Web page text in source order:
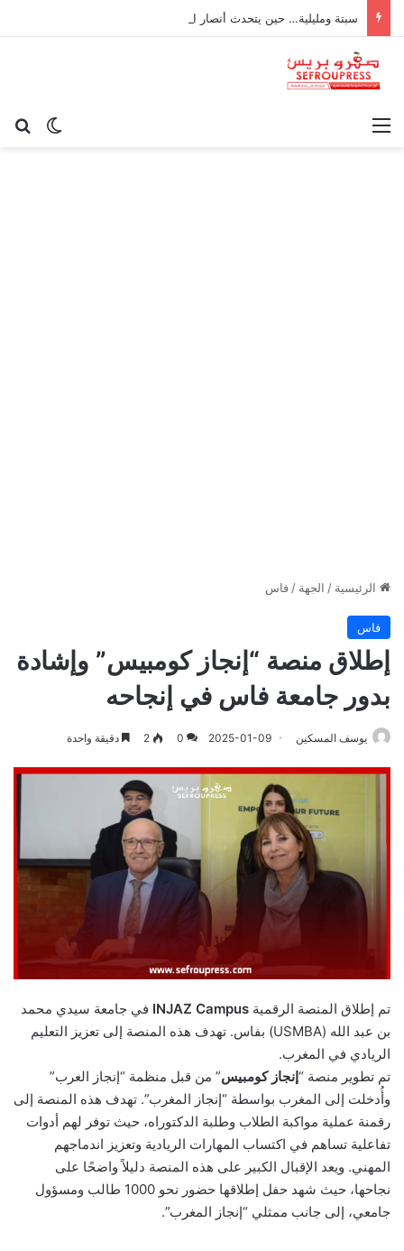
سبتة ومليلية… حين يتحدث أنصار الديمقراطية بلسان الاستعمار
الوضع القائمة
الرئيسية / الجهة / فاس
فاس
إطلاق منصة “إنجاز كومبيس” وإشادة
بدور جامعة فاس في إنجاحه
يوسف المسكين 2025-01-09
0
2 دقيقة واحدة
تم إطلاق المنصة الرقمية INJAZ Campus في جامعة سيدي محمد
بن عبد الله (USMBA) بفاس. تهدف هذه المنصة إلى تعزيز التعليم
الريادي في المغرب.
تم تطوير منصة “إنجاز كومبيس” من قبل منظمة “إنجاز العرب”
وأُدخلت إلى المغرب بواسطة “إنجاز المغرب”. تهدف هذه المنصة إلى
رقمنة عملية مواكبة الطلاب وطلبة الدكتوراه، حيث توفر لهم أدوات
تفاعلية تساهم في اكتساب المهارات الريادية وتعزيز اندماجهم
المهني. ويعد الإقبال الكبير على هذه المنصة دليلاً واضحًا على
نجاحها، حيث شهد حفل إطلاقها حضور نحو 1000 طالب ومسؤول
جامعي، إلى جانب ممثلي “إنجاز المغرب”.